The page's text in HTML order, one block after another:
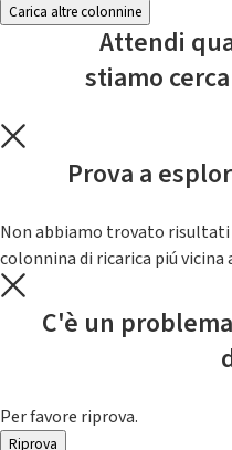
Carica altre colonnine
Attendi
stiamo
Prova a
Non abbiamo trovato risultati
colonnina di ricarica piú
C'è un
Per favore riprova.
Riprova